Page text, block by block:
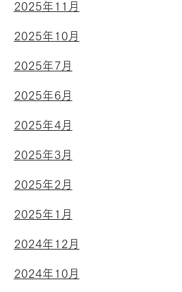
2025年11月
2025年10月
2025年7月
2025年6月
2025年4月
2025年3月
2025年2月
2025年1月
2024年12月
2024年10月